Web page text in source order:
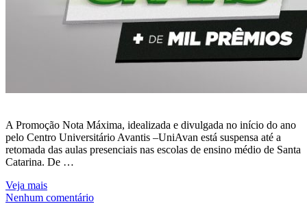
A Promoção Nota Máxima, idealizada e divulgada no início do ano
pelo Centro Universitário Avantis –UniAvan está suspensa até a
retomada das aulas presenciais nas escolas de ensino médio de Santa
Catarina. De …
Veja mais
Nenhum comentário